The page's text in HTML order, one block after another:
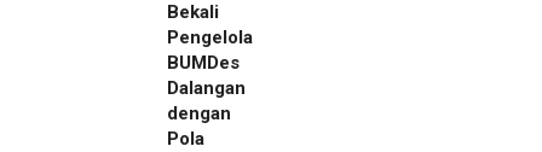
Bekali
Pengelola
BUMDes
Dalangan
dengan
Pola